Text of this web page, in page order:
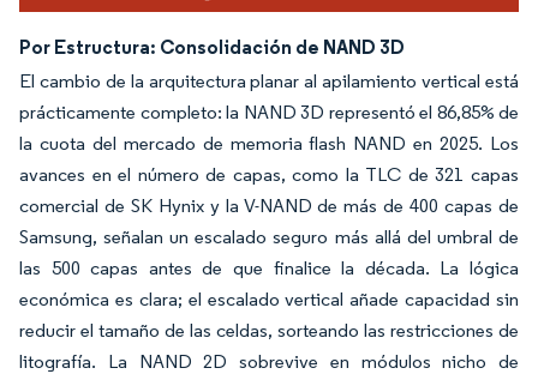
Por Estructura: Consolidación de NAND 3D
El cambio de la arquitectura planar al apilamiento vertical está
prácticamente completo: la NAND 3D representó el 86,85% de
la cuota del mercado de memoria flash NAND en 2025. Los
avances en el número de capas, como la TLC de 321 capas
comercial de SK Hynix y la V-NAND de más de 400 capas de
Samsung, señalan un escalado seguro más allá del umbral de
las 500 capas antes de que finalice la década. La lógica
económica es clara; el escalado vertical añade capacidad sin
reducir el tamaño de las celdas, sorteando las restricciones de
litografía. La NAND 2D sobrevive en módulos nicho de